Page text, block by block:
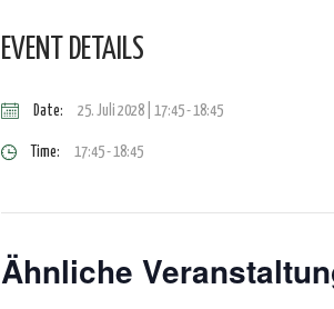
EVENT DETAILS
Date: 25. Juli 2028 | 17:45-18:45
Time: 17:45 - 18:45
Ähnliche